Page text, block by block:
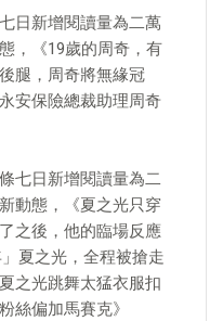
日新增閱讀量為二萬
，《19歲的周奇，有
腿，周奇將無緣冠
安保險總裁助理周奇
七日新增閱讀量為二
動態，《夏之光只穿
之後，他的臨場反應
夏之光，全程被搶走
之光跳舞太猛衣服扣
絲偏加馬賽克》